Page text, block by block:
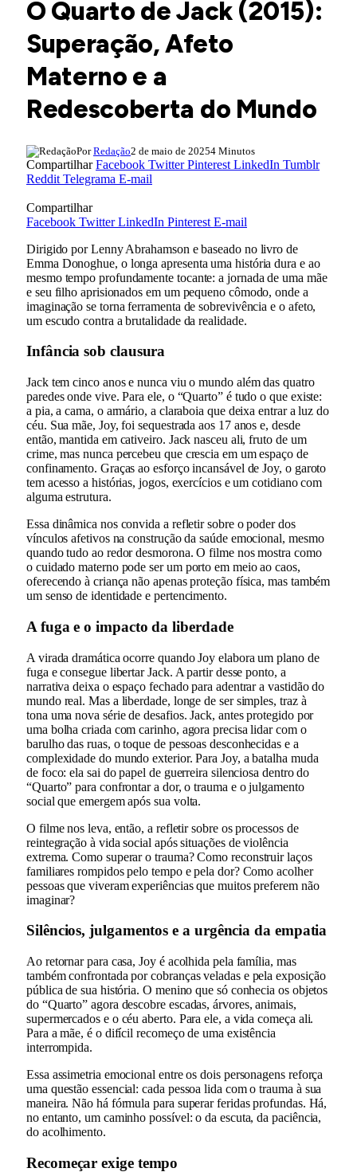
O Quarto de Jack (2015):
Superação, Afeto
Materno e a
Redescoberta do Mundo
Por Redação2 de maio de 20254 Minutos
CompartilharFacebook Twitter Pinterest LinkedIn Tumblr
Reddit Telegrama E-mail
Compartilhar
Facebook Twitter LinkedIn Pinterest E-mail
Dirigido por Lenny Abrahamson e baseado no livro de
Emma Donoghue, o longa apresenta uma história dura e ao
mesmo tempo profundamente tocante: a jornada de uma mãe
e seu filho aprisionados em um pequeno cômodo, onde a
imaginação se torna ferramenta de sobrevivência e o afeto,
um escudo contra a brutalidade da realidade.
Infância sob clausura
Jack tem cinco anos e nunca viu o mundo além das quatro
paredes onde vive. Para ele, o “Quarto” é tudo o que existe:
a pia, a cama, o armário, a claraboia que deixa entrar a luz do
céu. Sua mãe, Joy, foi sequestrada aos 17 anos e, desde
então, mantida em cativeiro. Jack nasceu ali, fruto de um
crime, mas nunca percebeu que crescia em um espaço de
confinamento. Graças ao esforço incansável de Joy, o garoto
tem acesso a histórias, jogos, exercícios e um cotidiano com
alguma estrutura.
Essa dinâmica nos convida a refletir sobre o poder dos
vínculos afetivos na construção da saúde emocional, mesmo
quando tudo ao redor desmorona. O filme nos mostra como
o cuidado materno pode ser um porto em meio ao caos,
oferecendo à criança não apenas proteção física, mas também
um senso de identidade e pertencimento.
A fuga e o impacto da liberdade
A virada dramática ocorre quando Joy elabora um plano de
fuga e consegue libertar Jack. A partir desse ponto, a
narrativa deixa o espaço fechado para adentrar a vastidão do
mundo real. Mas a liberdade, longe de ser simples, traz à
tona uma nova série de desafios. Jack, antes protegido por
uma bolha criada com carinho, agora precisa lidar com o
barulho das ruas, o toque de pessoas desconhecidas e a
complexidade do mundo exterior. Para Joy, a batalha muda
de foco: ela sai do papel de guerreira silenciosa dentro do
“Quarto” para confrontar a dor, o trauma e o julgamento
social que emergem após sua volta.
O filme nos leva, então, a refletir sobre os processos de
reintegração à vida social após situações de violência
extrema. Como superar o trauma? Como reconstruir laços
familiares rompidos pelo tempo e pela dor? Como acolher
pessoas que viveram experiências que muitos preferem não
imaginar?
Silêncios, julgamentos e a urgência da empatia
Ao retornar para casa, Joy é acolhida pela família, mas
também confrontada por cobranças veladas e pela exposição
pública de sua história. O menino que só conhecia os objetos
do “Quarto” agora descobre escadas, árvores, animais,
supermercados e o céu aberto. Para ele, a vida começa ali.
Para a mãe, é o difícil recomeço de uma existência
interrompida.
Essa assimetria emocional entre os dois personagens reforça
uma questão essencial: cada pessoa lida com o trauma à sua
maneira. Não há fórmula para superar feridas profundas. Há,
no entanto, um caminho possível: o da escuta, da paciência,
do acolhimento.
Recomeçar exige tempo